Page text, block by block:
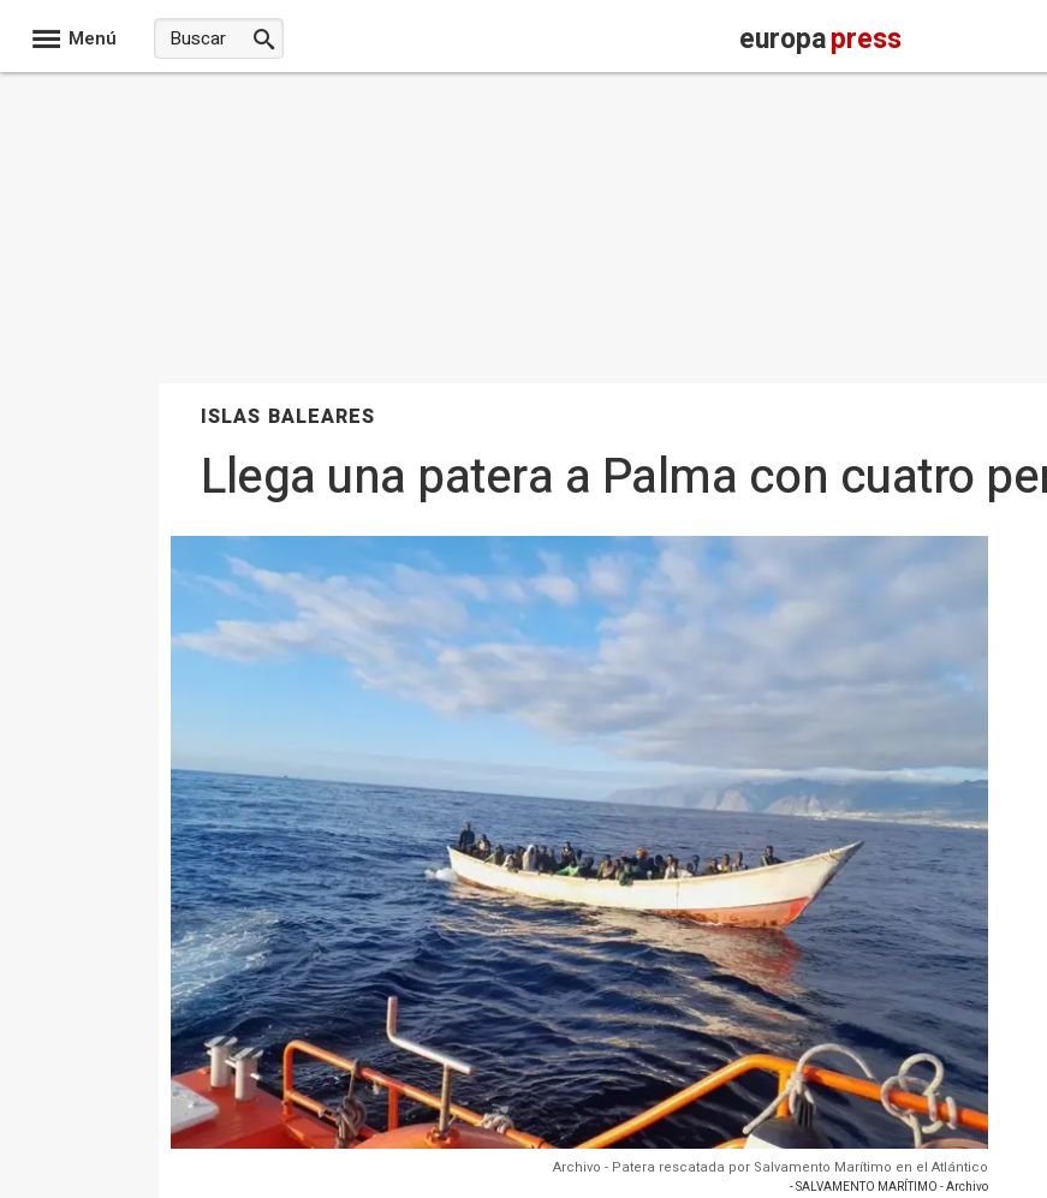
Menú europapress
ISLAS BALEARES
Llega una patera a Palma con cuatro
Archivo - Patera rescatada por Salvamento Marítimo en el Atlántico
- SALVAMENTO MARÍTIMO - Archivo